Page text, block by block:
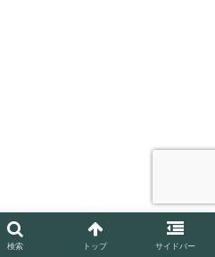
になったことを隠している者
ノが様子のおかしいテツを疑
検索 トップ サイドバー